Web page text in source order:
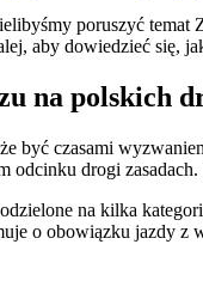
poruszyć temat⁢
​aby dowiedzieć ​się,⁤
na polskich
‍być czasami
drogi⁢
na kilka
o obowiązku jazdy ​z